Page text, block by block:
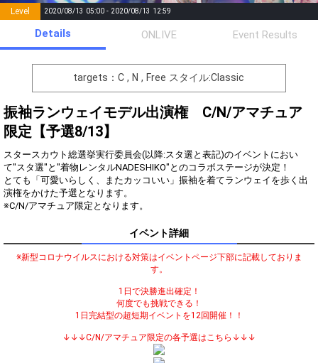
Level 2020/08/13 05:00 - 2020/08/13 12:59
Points List of Goal
number of
positions
Rema
0 Event Begins!
3 10000
振袖の想い入れはあります
4 20000
着物を着てランウェイを歩い
てみたい？
5 40000
審査員特別賞獲得の最低条件
達成！
ランキング特典獲得の最低条
7 250000
ここからはランキング特典の
オリジナルアバター制作権獲
どこまでポイントを伸ばせる
かチャレンジ！
Gifting Comments
Details ONLIVE Event Results
targets：C , N , Free スタイル:Classic
振袖ランウェイモデル出演権 C/N/アマチュア
限定【予選8/13】
スタースカウト総選挙実行委員会(以降:スタ選と表記)のイベントにおい
て"スタ選"と"着物レンタルNADESHIKO"とのコラボステージが決定！
とても「可愛いらしく、またカッコいい」振袖を着てランウェイを歩く出
演権をかけた予選となります。
※C/N/アマチュア限定となります。
イベント詳細
※新型コロナウイルスにおける対策はイベントページ下部に記載しておりま
す。
1日で決勝進出確定！
何度でも挑戦できる！
1日完結型の超短期イベントを12回開催！！
↓↓↓C/N/アマチュア限定の各予選はこちら↓↓↓